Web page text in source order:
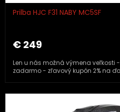
Prilba HJC F31 NABY MC5SF
€ 249
Len u nás možná výmena
zadarmo - zľavový kupón 2% na